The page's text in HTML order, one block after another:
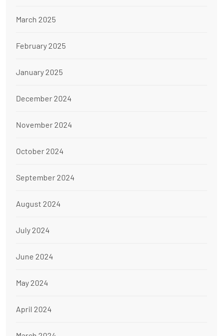
March 2025
February 2025
January 2025
December 2024
November 2024
October 2024
September 2024
August 2024
July 2024
June 2024
May 2024
April 2024